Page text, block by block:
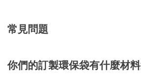
常見問題
你們的訂製環保袋有什麼材